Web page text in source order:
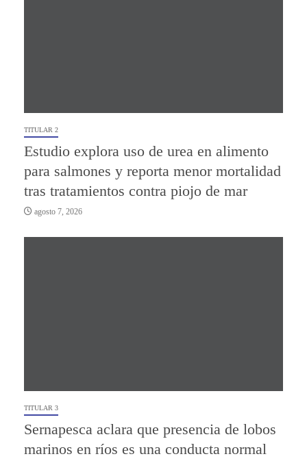
TITULAR 2
Estudio explora uso de urea en alimento
para salmones y reporta menor mortalidad
tras tratamientos contra piojo de mar
agosto 7, 2026
TITULAR 3
Sernapesca aclara que presencia de lobos
marinos en ríos es una conducta normal